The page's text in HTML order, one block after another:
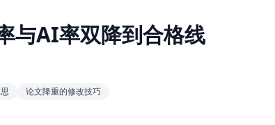
与AI率双降到合格线
论文降重的修改技巧